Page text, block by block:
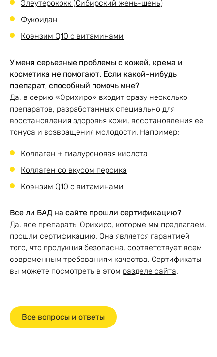
Элеутерококк (Сибирский жень-шень)
Фукоидан
Коэнзим Q10 с витаминами
У меня серьезные проблемы с кожей, крема и
косметика не помогают. Если какой-нибудь
препарат, способный помочь мне?
Да, в серию «Орихиро» входит сразу несколько
препаратов, разработанных специально для
восстановления здоровья кожи, восстановления ее
тонуса и возвращения молодости. Например:
Коллаген + гиалуроновая кислота
Коллаген со вкусом персика
Коэнзим Q10 с витаминами
Все ли БАД на сайте прошли сертификацию?
Да, все препараты Орихиро, которые мы предлагаем,
прошли сертификацию. Она является гарантией
того, что продукция безопасна, соответствует всем
современным требованиям качества. Сертификаты
вы можете посмотреть в этом разделе сайта.
Все вопросы и ответы